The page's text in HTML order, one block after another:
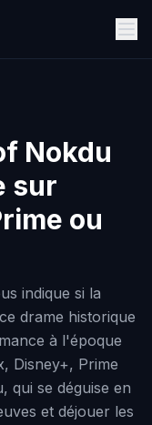
Nokdu
sur
ou
indique si la
drame historique
à l'époque
Disney+, Prime
qui se déguise en
et déjouer les